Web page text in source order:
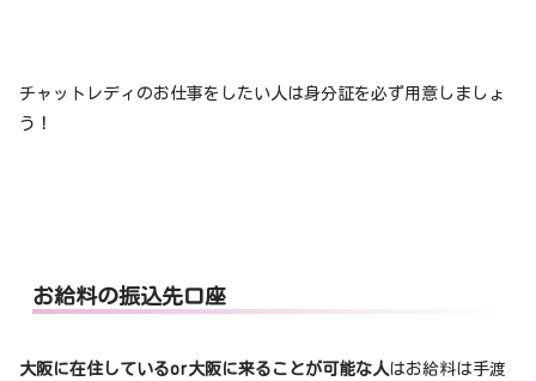
チャットレディのお仕事をしたい人は身分証を必ず用意しましょ
う！
お給料の振込先口座
大阪に在住しているor大阪に来ることが可能な人はお給料は手渡